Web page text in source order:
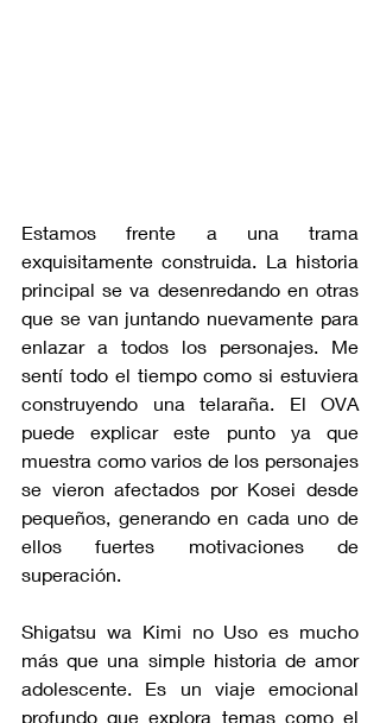
Estamos frente a una trama
exquisitamente construida. La historia
principal se va desenredando en otras
que se van juntando nuevamente para
enlazar a todos los personajes. Me
sentí todo el tiempo como si estuviera
construyendo una telaraña. El OVA
puede explicar este punto ya que
muestra como varios de los personajes
se vieron afectados por Kosei desde
pequeños, generando en cada uno de
ellos fuertes motivaciones de
superación.
Shigatsu wa Kimi no Uso es mucho
más que una simple historia de amor
adolescente. Es un viaje emocional
profundo que explora temas como el